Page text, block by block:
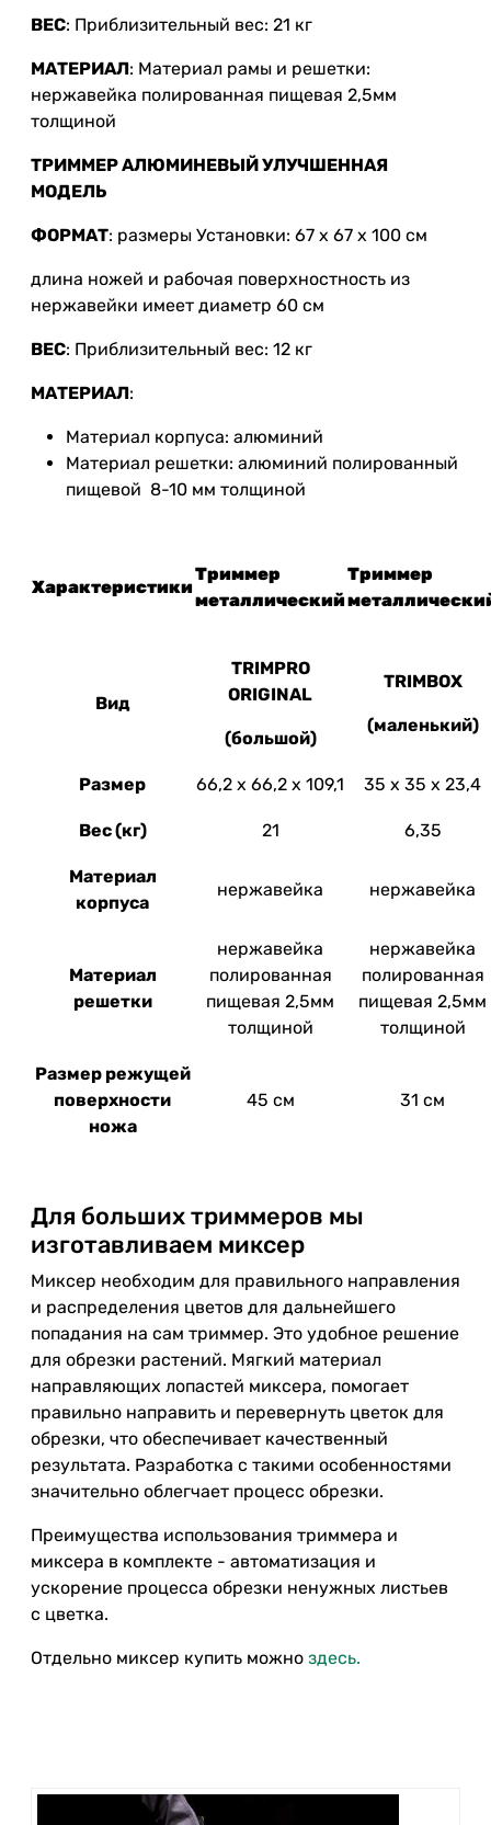
ВЕС: Приблизительный вес: 21 кг
МАТЕРИАЛ: Материал рамы и решетки:
нержавейка полированная пищевая 2,5мм
толщиной
ТРИММЕР АЛЮМИНЕВЫЙ УЛУЧШЕННАЯ
МОДЕЛЬ
ФОРМАТ: размеры Установки: 67 x 67 x 100 см
длина ножей и рабочая поверхностность из
нержавейки имеет диаметр 60 см
ВЕС: Приблизительный вес: 12 кг
МАТЕРИАЛ:
Материал корпуса: алюминий
Материал решетки: алюминий полированный
пищевой 8-10 мм толщиной
Характеристики
Триммер
металлический
Триммер
Вид
TRIMPRO
ORIGINAL
(большой)
TRIMBOX
(маленький)
Размер 66,2 х 66,2 х 109,1 35 х 35 х 23,4
Вес(кг) 21 6,35
Материал
корпуса
нержавейка нержавейка
Материал
решетки
нержавейка
полированная
пищевая 2,5мм
толщиной
нержавейка
полированная
пищевая 2,5мм
толщиной
Размер режущей
поверхности
ножа
45 см 31 см
Для больших триммеров мы
изготавливаем миксер
Миксер необходим для правильного направления
и распределения цветов для дальнейшего
попадания на сам триммер. Это удобное решение
для обрезки растений. Мягкий материал
направляющих лопастей миксера, помогает
правильно направить и перевернуть цветок для
обрезки, что обеспечивает качественный
результата. Разработка с такими особенностями
значительно облегчает процесс обрезки.
Преимущества использования триммера и
миксера в комплекте - автоматизация и
ускорение процесса обрезки ненужных листьев
с цветка.
Отдельно миксер купить можно здесь.